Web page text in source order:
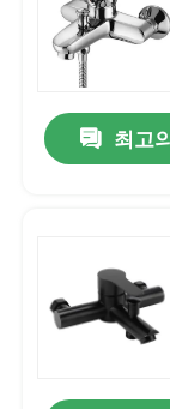
접촉
제품 소개
스테인레스
스테인레스
최고